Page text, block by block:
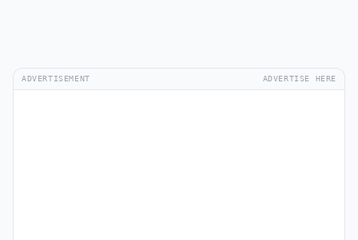
ADVERTISEMENT ADVERTISE HERE